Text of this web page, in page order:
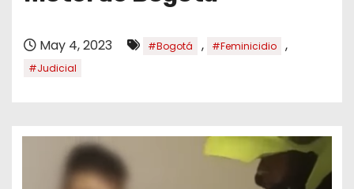
May 4, 2023 #Bogotá , #Feminicidio ,
#Judicial